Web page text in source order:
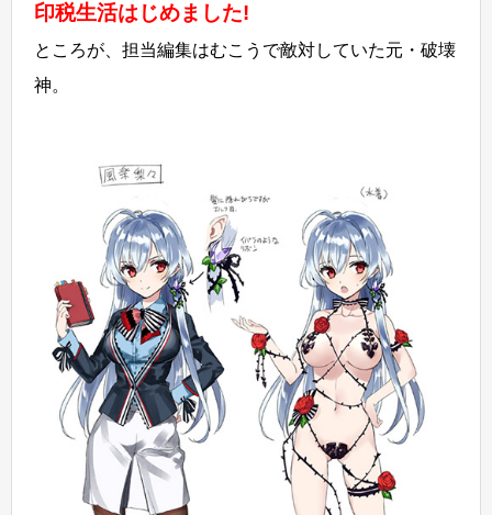
印税生活はじめました!
ところが、担当編集はむこうで敵対していた元・破壊
神。